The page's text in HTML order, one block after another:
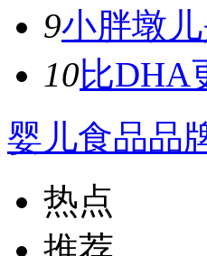
9小胖墩
10比DHA
婴儿食品品
热点